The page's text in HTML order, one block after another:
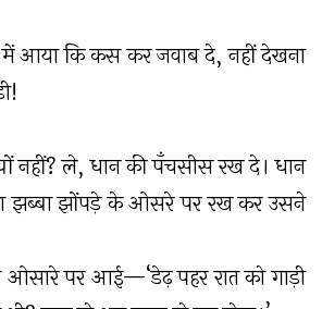
आया कि कस कर जवाब दे, नहीं देखना
नहीं? ले, धान की पँचसीस रख दे। धान
झब्बा झोंपड़े के ओसरे पर रख कर उसने
ओसारे पर आई—‘डेढ़ पहर रात को गाड़ी